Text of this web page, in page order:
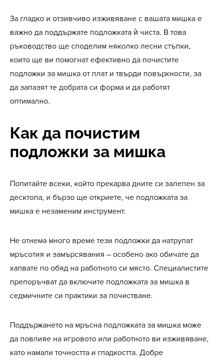
За гладко и отзивчиво изживяване с вашата мишка е
важно да поддържате подложката ѝ чиста. В това
ръководство ще споделим няколко лесни стъпки,
които ще ви помогнат ефективно да почистите
подложки за мишка от плат и твърди повърхности, за
да запазят те добрата си форма и да работят
оптимално.
Как да почистим
подложки за мишка
Попитайте всеки, който прекарва дните си залепен за
десктопа, и бързо ще откриете, че подложката за
мишка е незаменим инструмент.
Не отнема много време тези подложки да натрупат
мръсотия и замърсявания – особено ако обичате да
хапвате по обяд на работното си място. Специалистите
препоръчват да включите подложката за мишка в
седмичните си практики за почистване.
Поддържането на мръсна подложката за мишка може
да повлияе на игровото или работното ви изживяване,
като намали точността и гладкостта. Добре